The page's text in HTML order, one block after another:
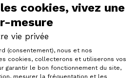
cookies, vivez une
mesure
vie privée
du
(consentement), nous et nos
cookies, collecterons et utiliserons vos
garantir le bon fonctionnement du site,
mesurer la fréquentation et les
RS EVO - Shimano
Orin C35 Pro